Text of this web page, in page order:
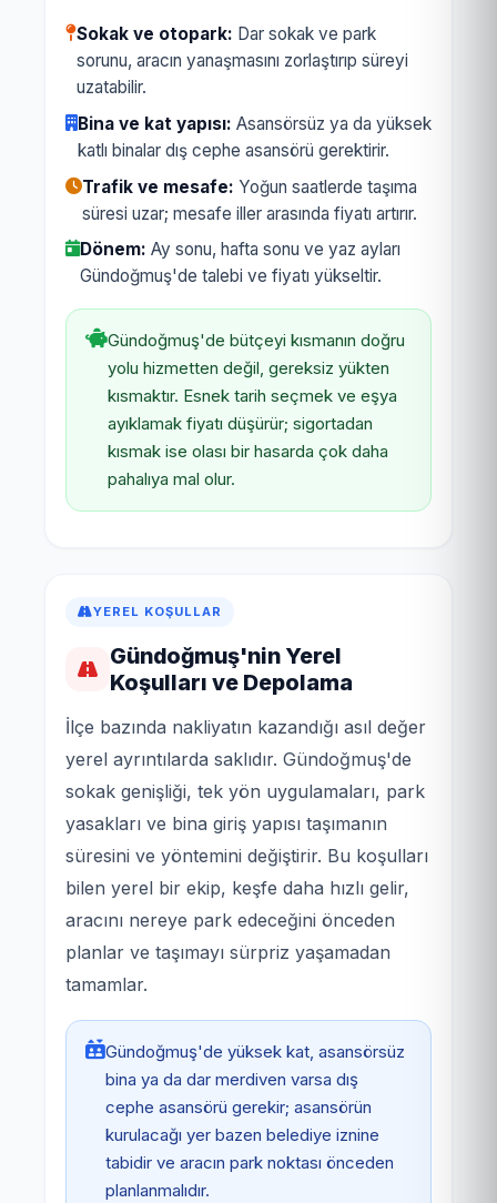
Sokak ve otopark: Dar sokak ve park
sorunu, aracın yanaşmasını zorlaştırıp süreyi
uzatabilir.
Bina ve kat yapısı: Asansörsüz ya da yüksek
katlı binalar dış cephe asansörü gerektirir.
Trafik ve mesafe: Yoğun saatlerde taşıma
süresi uzar; mesafe iller arasında fiyatı artırır.
Dönem: Ay sonu, hafta sonu ve yaz ayları
Gündoğmuş'de talebi ve fiyatı yükseltir.
Gündoğmuş'de bütçeyi kısmanın doğru
yolu hizmetten değil, gereksiz yükten
kısmaktır. Esnek tarih seçmek ve eşya
ayıklamak fiyatı düşürür; sigortadan
kısmak ise olası bir hasarda çok daha
pahalıya mal olur.
YEREL KOŞULLAR
Gündoğmuş'nin Yerel
Koşulları ve Depolama
İlçe bazında nakliyatın kazandığı asıl değer
yerel ayrıntılarda saklıdır. Gündoğmuş'de
sokak genişliği, tek yön uygulamaları, park
yasakları ve bina giriş yapısı taşımanın
süresini ve yöntemini değiştirir. Bu koşulları
bilen yerel bir ekip, keşfe daha hızlı gelir,
aracını nereye park edeceğini önceden
planlar ve taşımayı sürpriz yaşamadan
tamamlar.
Gündoğmuş'de yüksek kat, asansörsüz
bina ya da dar merdiven varsa dış
cephe asansörü gerekir; asansörün
kurulacağı yer bazen belediye iznine
tabidir ve aracın park noktası önceden
planlanmalıdır.